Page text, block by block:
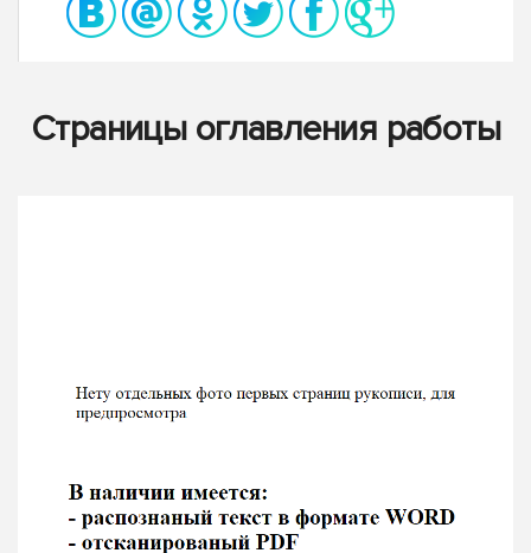
Страницы оглавления работы